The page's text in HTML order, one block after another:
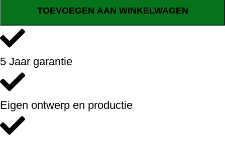
TOEVOEGEN AAN WINKELWAGEN
5 Jaar garantie
Eigen ontwerp en productie